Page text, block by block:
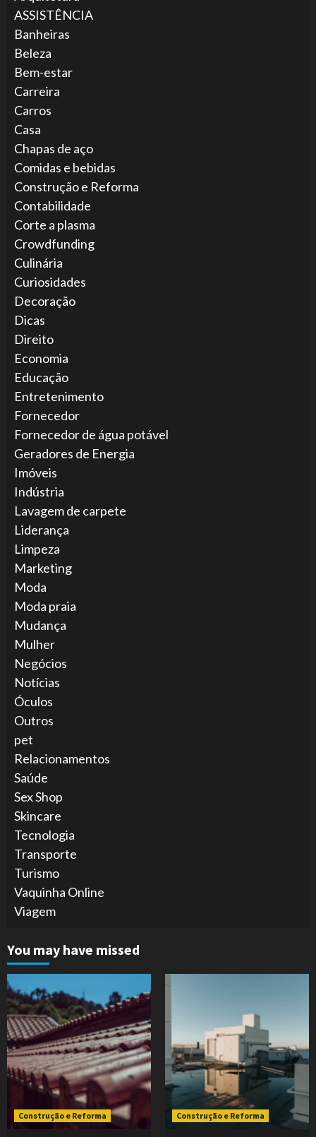
ASSISTÊNCIA
Banheiras
Beleza
Bem-estar
Carreira
Carros
Casa
Chapas de aço
Comidas e bebidas
Construção e Reforma
Contabilidade
Corte a plasma
Crowdfunding
Culinária
Curiosidades
Decoração
Dicas
Direito
Economia
Educação
Entretenimento
Fornecedor
Fornecedor de água potável
Geradores de Energia
Imóveis
Indústria
Lavagem de carpete
Liderança
Limpeza
Marketing
Moda
Moda praia
Mudança
Mulher
Negócios
Notícias
Óculos
Outros
pet
Relacionamentos
Saúde
Sex Shop
Skincare
Tecnologia
Transporte
Turismo
Vaquinha Online
Viagem
You may have missed
Construção e Reforma Construção e Reforma